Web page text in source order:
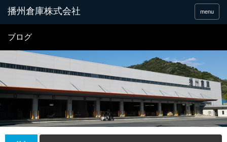
menu
ブログ